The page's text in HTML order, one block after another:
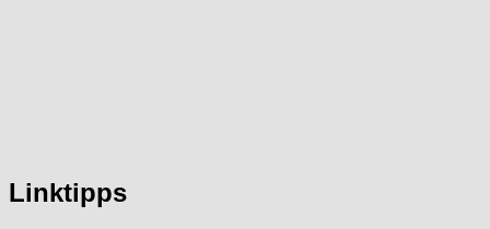
Linktipps